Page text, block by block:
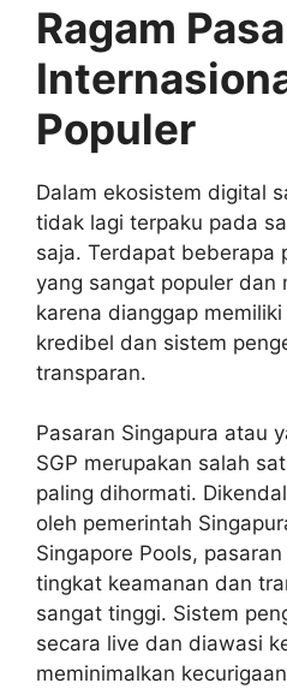
Ragam
Populer
Dalam ekosistem digital
tidak lagi terpaku pada
saja. Terdapat beberapa
yang sangat populer dan
karena dianggap
kredibel dan sistem
transparan.
Pasaran Singapura atau
SGP merupakan salah
paling dihormati.
oleh pemerintah
Singapore Pools,
tingkat keamanan dan
sangat tinggi. Sistem
secara live dan diawasi
meminimalkan